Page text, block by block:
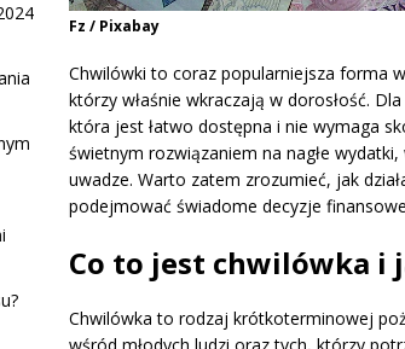
Fz / Pixabay
Chwilówki to coraz popularniejsza forma
którzy właśnie wkraczają w dorosłość.
która jest łatwo dostępna i nie wymaga
świetnym rozwiązaniem na nagłe
uwadze. Warto zatem zrozumieć, jak
podejmować świadome decyzje
Co to jest chwilówka i
Chwilówka to rodzaj krótkoterminowej